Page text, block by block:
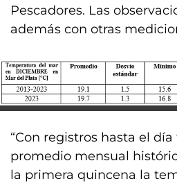
Pescadores. Las
además con otras
“Con registros hasta el
promedio mensual
la primera quincena la